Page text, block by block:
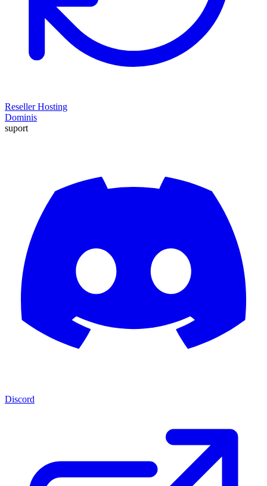
Reseller Hosting
Dominis
suport
Discord